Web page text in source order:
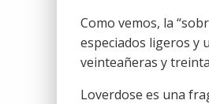
Como vemos, la
especiados ligeros y
veinteañeras y
Loverdose es una